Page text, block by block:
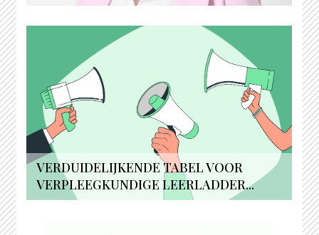
VERDUIDELIJKENDE TABEL VOOR
VERPLEEGKUNDIGE LEERLADDER...